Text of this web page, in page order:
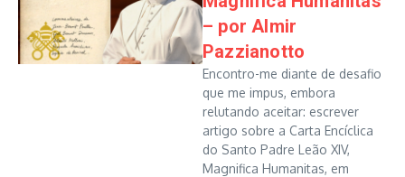
– por Almir
Pazzianotto
Encontro-me diante de desafio
que me impus, embora
relutando aceitar: escrever
artigo sobre a Carta Encíclica
do Santo Padre Leão XIV,
Magnifica Humanitas, em